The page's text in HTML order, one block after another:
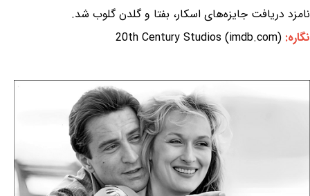
نامزد دریافت جایزه‌های اسکار، بفتا و گلدن گلوب شد.
نگاره: 20th Century Studios (imdb.com)